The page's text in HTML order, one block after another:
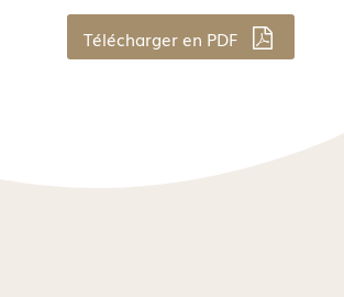
Télécharger en PDF